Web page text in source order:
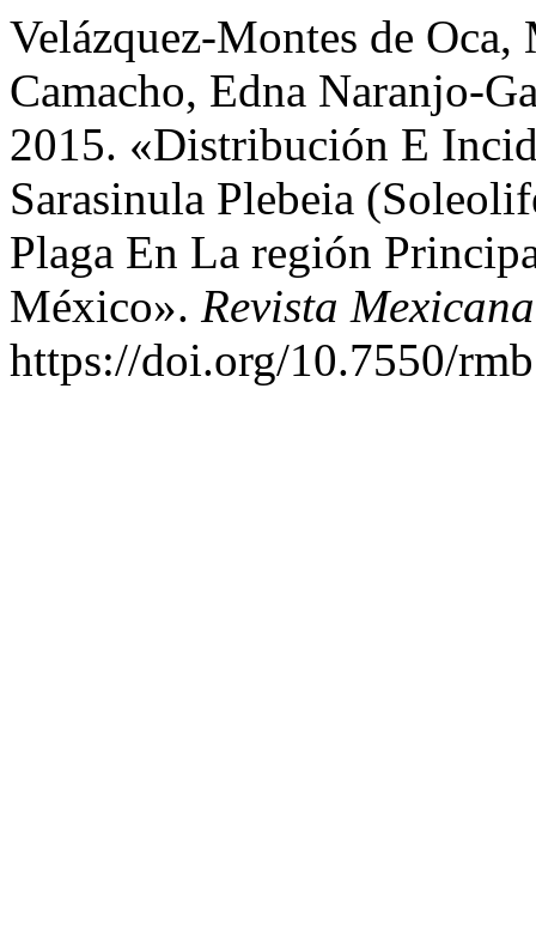
Velázquez-Montes de
Camacho, Edna Naranjo-
2015. «Distribución E
Sarasinula Plebeia
Plaga En La región
México». Revista
https://doi.org/10.7550/